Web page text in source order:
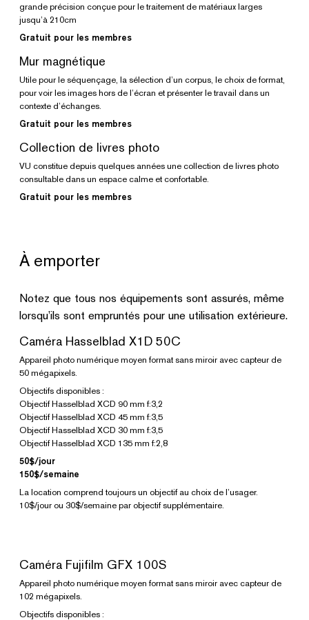
grande précision conçue pour le traitement de matériaux larges
jusqu’à 210cm
Gratuit pour les membres
Mur magnétique
Utile pour le séquençage, la sélection d’un corpus, le choix de format,
pour voir les images hors de l’écran et présenter le travail dans un
contexte d’échanges.
Gratuit pour les membres
Collection de livres photo
VU constitue depuis quelques années une collection de livres photo
consultable dans un espace calme et confortable.
Gratuit pour les membres
À emporter
Notez que tous nos équipements sont assurés, même
lorsqu’ils sont empruntés pour une utilisation extérieure.
Caméra Hasselblad X1D 50C
Appareil photo numérique moyen format sans miroir avec capteur de
50 mégapixels.
Objectifs disponibles :
Objectif Hasselblad XCD 90 mm f:3,2
Objectif Hasselblad XCD 45 mm f:3,5
Objectif Hasselblad XCD 30 mm f:3,5
Objectif Hasselblad XCD 135 mm f:2,8
50$/jour
150$/semaine
La location comprend toujours un objectif au choix de l’usager.
10$/jour ou 30$/semaine par objectif supplémentaire.
Caméra Fujifilm GFX 100S
Appareil photo numérique moyen format sans miroir avec capteur de
102 mégapixels.
Objectifs disponibles :